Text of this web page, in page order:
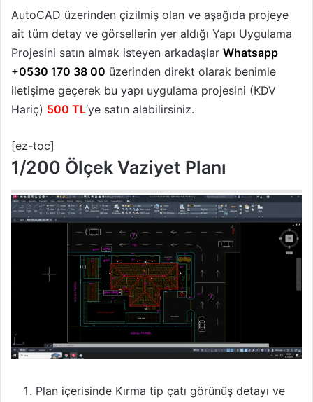
AutoCAD üzerinden çizilmiş olan ve aşağıda projeye
ait tüm detay ve görsellerin yer aldığı Yapı Uygulama
Projesini satın almak isteyen arkadaşlar Whatsapp
+0530 170 38 00 üzerinden direkt olarak benimle
iletişime geçerek bu yapı uygulama projesini (KDV
Hariç) 500 TL‘ye satın alabilirsiniz.
[ez-toc]
1/200 Ölçek Vaziyet Planı
Plan içerisinde Kırma tip çatı görünüş detayı ve